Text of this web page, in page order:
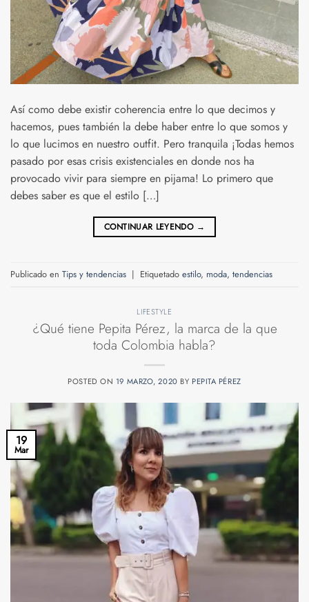
Así como debe existir coherencia entre lo que decimos y
hacemos, pues también la debe haber entre lo que somos y
lo que lucimos en nuestro outfit. Pero tranquila ¡Todas hemos
pasado por esas crisis existenciales en donde nos ha
provocado vivir para siempre en pijama! Lo primero que
debes saber es que el estilo […]
CONTINUAR LEYENDO →
Publicado en Tips y tendencias | Etiquetado estilo, moda, tendencias
LIFESTYLE
¿Qué tiene Pepita Pérez, la marca de la que
toda Colombia habla?
POSTED ON 19 MARZO, 2020 BY PEPITA PÉREZ
19
Mar